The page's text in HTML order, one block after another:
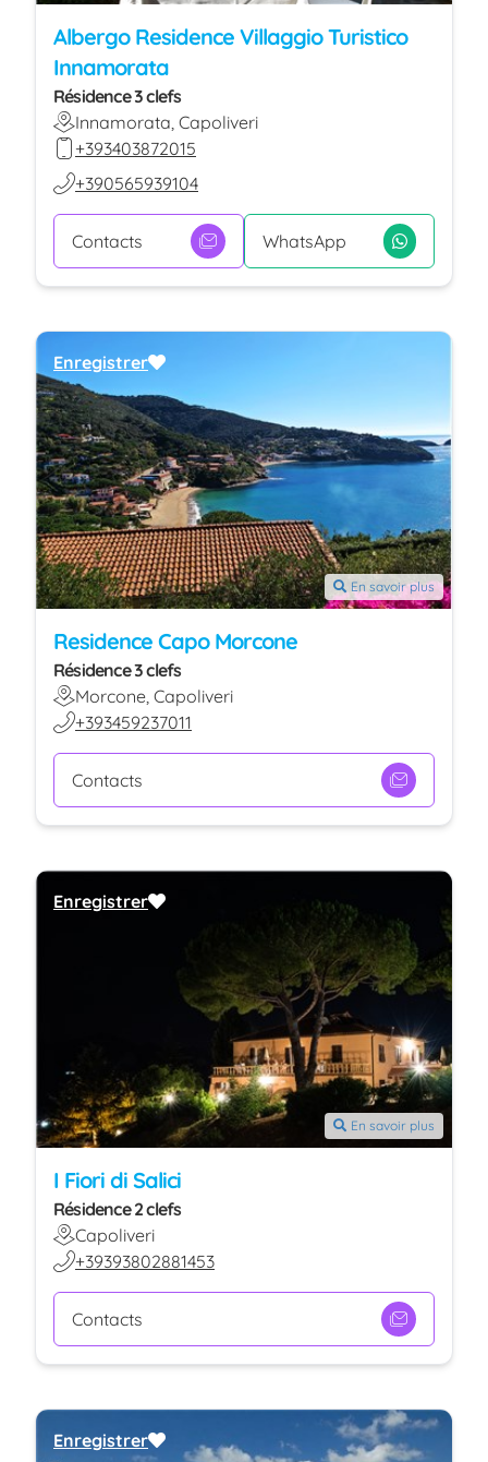
Albergo Residence Villaggio Turistico
Innamorata
Résidence 3 clefs
Innamorata, Capoliveri
+393403872015
+390565939104
Contacts WhatsApp
En savoir plus
Residence Capo Morcone
Résidence 3 clefs
Morcone, Capoliveri
+393459237011
Contacts
Enregistrer
En savoir plus
I Fiori di Salici
Résidence 2 clefs
Capoliveri
+39393802881453
Contacts
Enregistrer
Enregistrer